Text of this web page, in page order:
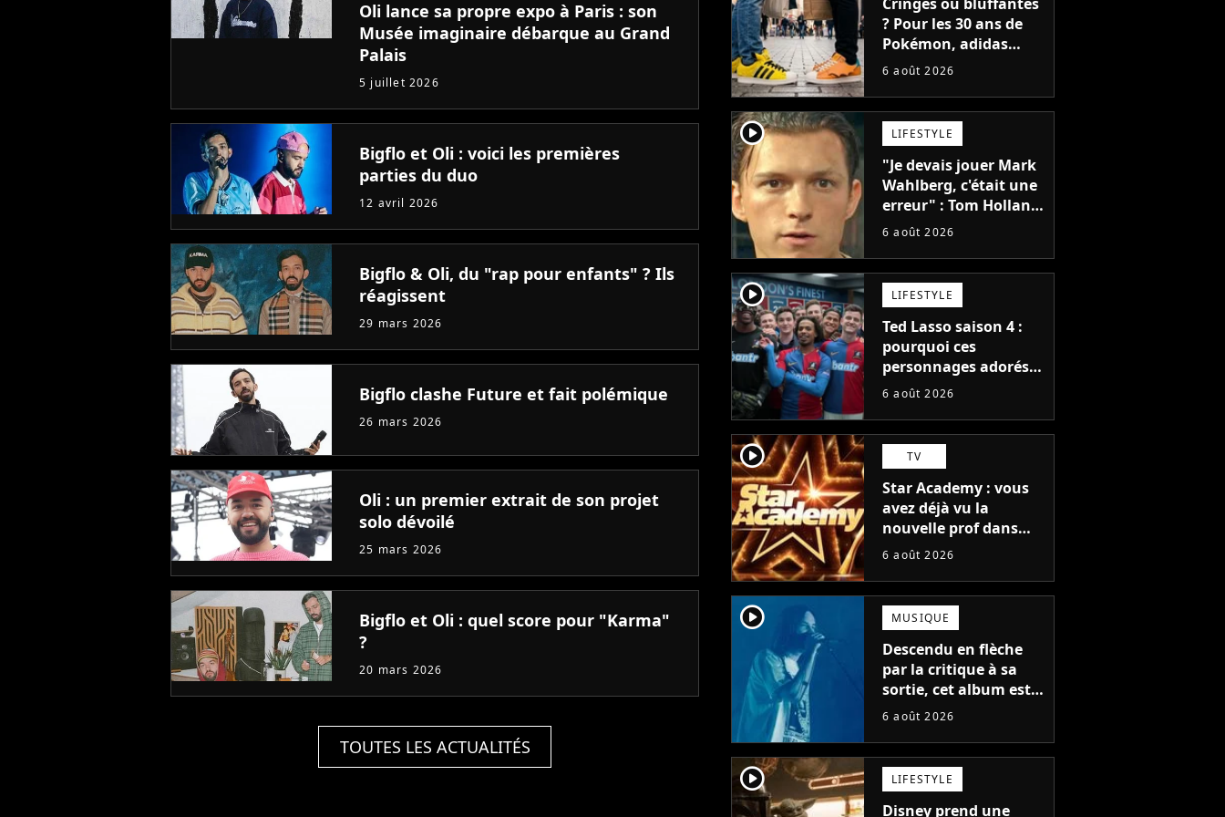
Oli lance sa propre expo à Paris : son
Musée imaginaire débarque au Grand
Palais
5 juillet 2026
Bigflo et Oli : voici les premières
parties du duo
12 avril 2026
Bigflo & Oli, du "rap pour enfants" ? Ils
réagissent
29 mars 2026
Bigflo clashe Future et fait polémique
26 mars 2026
Oli : un premier extrait de son projet
solo dévoilé
25 mars 2026
Bigflo et Oli : quel score pour "Karma"
?
20 mars 2026
TOUTES LES ACTUALITÉS
? Pour les 30 ans de
Pokémon, adidas
dévoile une énorme
et je ne sais pas quoi
en penser
6 août 2026
player2 LIFESTYLE
"Je devais jouer Mark
Wahlberg, c'était une
erreur" : Tom Holland,
la star de Spider-Man,
blockbuster
6 août 2026
player2 LIFESTYLE
Ted Lasso saison 4 :
pourquoi ces
personnages adorés
des fans ne sont pas
6 août 2026
player2 TV
Star Academy : vous
avez déjà vu la
nouvelle prof dans
The Voice et aux
6 août 2026
player2 MUSIQUE
Descendu en flèche
par la critique à sa
sortie, cet album est
en train de devenir le
auteur
6 août 2026
player2 LIFESTYLE
Disney prend une